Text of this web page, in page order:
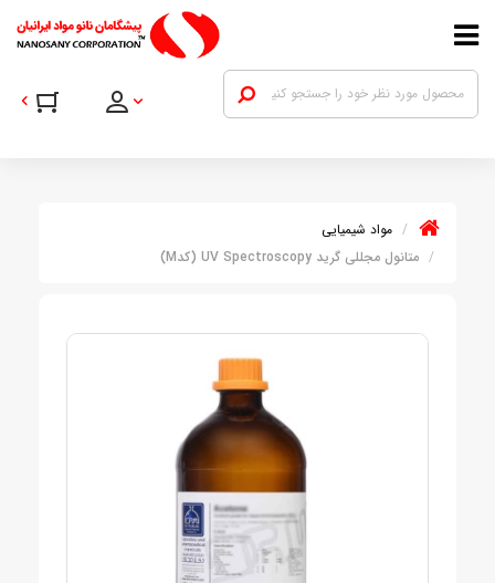
مواد شیمیایی
متانول مجللی گرید UV Spectroscopy (کدM)